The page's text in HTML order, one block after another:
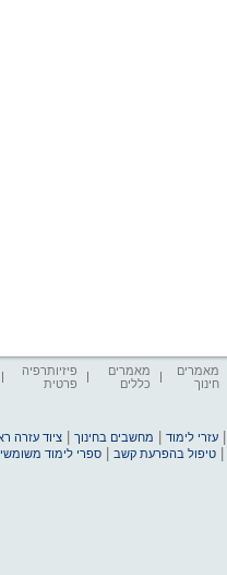
מאמרים
חינוך
מאמרים
כללים
פיזיותרפיה
פרטית
עזרי לימוד מחשבים בחינוך |ציוד עזרה
|טיפול בהפרעת קשב |ספרי לימוד